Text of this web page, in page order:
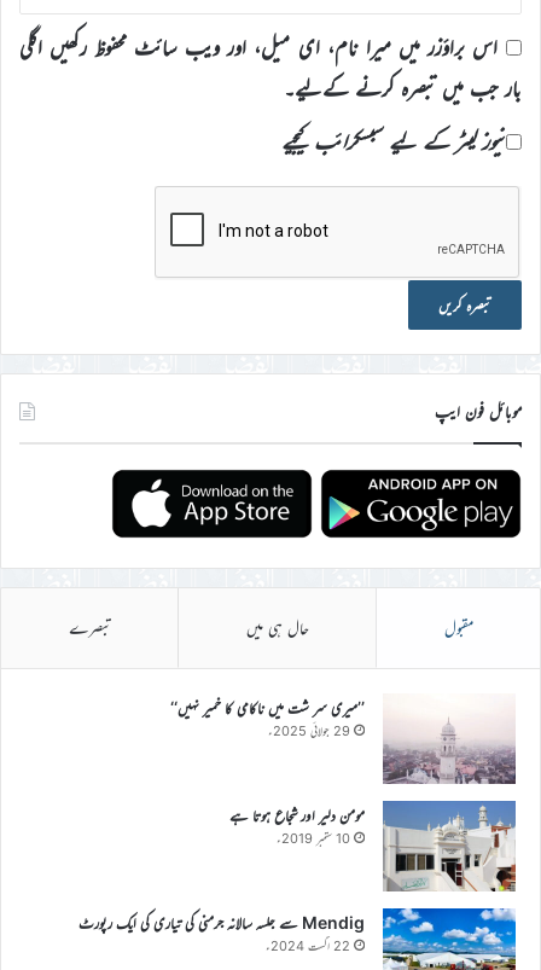
اس براؤزر میں میرا نام، ای میل، اور ویب سائٹ محفوظ رکھیں اگلی
بار جب میں تبصرہ کرنے کےلیے۔
نیوز لیٹر کے لیے سبسکرائب کیجیے
موبائل فون ایپ
مقبول حال ہی میں تبصرے
’’میری سر شت میں ناکامی کا خمیر نہیں‘‘
29 جولائی 2025ء
مومن دلیر اور شجاع ہوتا ہے
10 ستمبر 2019ء
Mendig سے جلسہ سالانہ جرمنی کی تیاری کی ایک رپورٹ
22 اگست 2024ء